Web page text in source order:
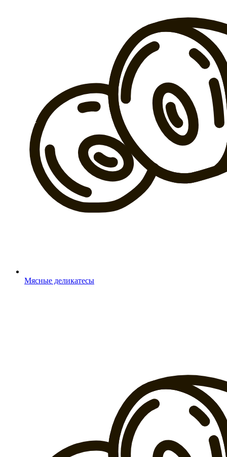
Мясные деликатесы